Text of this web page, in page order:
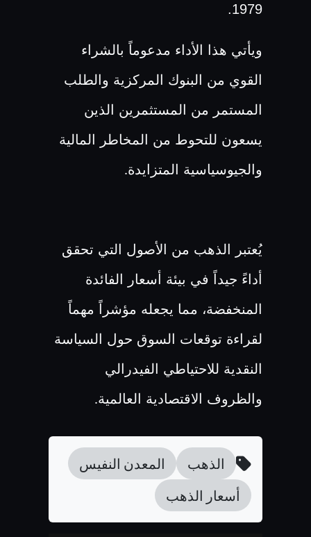
1979.
ويأتي هذا الأداء مدعوماً بالشراء
القوي من البنوك المركزية والطلب
المستمر من المستثمرين الذين
يسعون للتحوط من المخاطر المالية
والجيوسياسية المتزايدة.
يُعتبر الذهب من الأصول التي تحقق
أداءً جيداً في بيئة أسعار الفائدة
المنخفضة، مما يجعله مؤشراً مهماً
لقراءة توقعات السوق حول السياسة
النقدية للاحتياطي الفيدرالي
والظروف الاقتصادية العالمية.
الذهب
المعدن النفيس
أسعار الذهب